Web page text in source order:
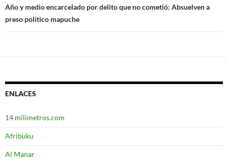
entradas
Año y medio encarcelado por delito que no cometió: Absuelven a
preso político mapuche
ENLACES
14 milimetros.com
Afribuku
Al Manar